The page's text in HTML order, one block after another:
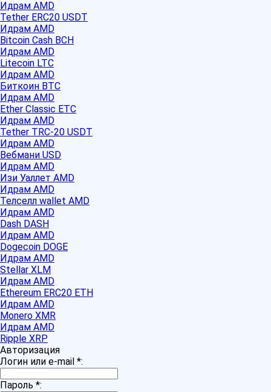
Идрам AMD
Tether ERC20 USDT
Идрам AMD
Bitcoin Cash BCH
Идрам AMD
Litecoin LTC
Идрам AMD
Биткоин BTC
Идрам AMD
Ether Classic ETC
Идрам AMD
Tether TRC-20 USDT
Идрам AMD
Вебмани USD
Идрам AMD
Изи Уаллет AMD
Идрам AMD
Телселл wallet AMD
Идрам AMD
Dash DASH
Идрам AMD
Dogecoin DOGE
Идрам AMD
Stellar XLM
Идрам AMD
Ethereum ERC20 ETH
Идрам AMD
Monero XMR
Идрам AMD
Ripple XRP
Авторизация
Логин или e-mail *:
Пароль *: